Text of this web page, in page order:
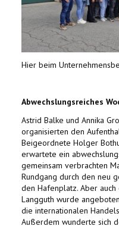
Hier beim
Abwechslungsreiches
Astrid Balke und Annika
organisierten den
Beigeordnete Holger
erwartete ein
gemeinsam verbrachten
Rundgang durch den neu
den Hafenplatz. Aber
Langguth wurde
die internationalen
Außerdem wunderte sich